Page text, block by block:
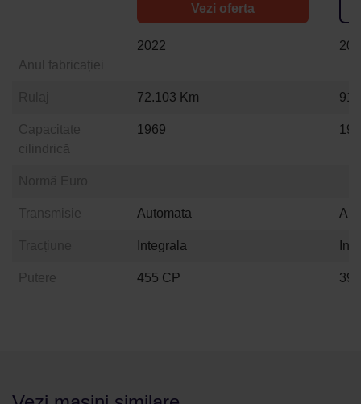
Anul fabricației
Capacitate
cilindrică
Transmisie
Putere
Vezi oferta
2022
72.103 Km
1969
Automata
Integrala
455 CP